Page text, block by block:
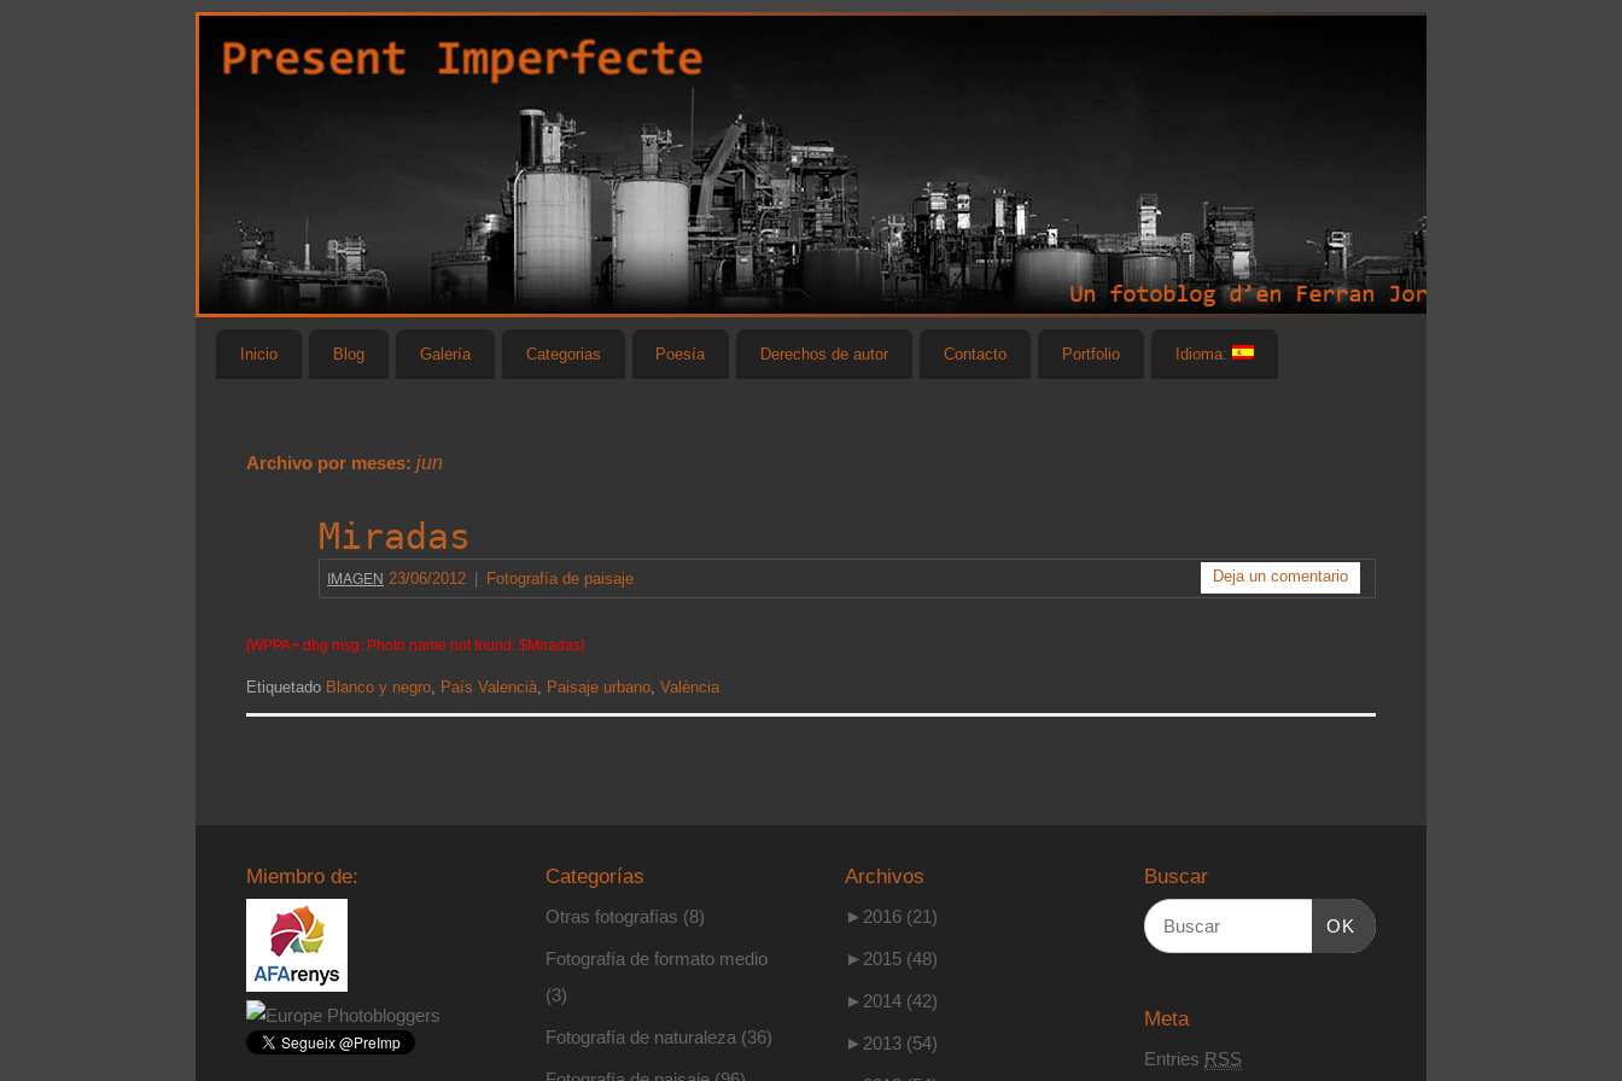
Inicio Blog Galería Categorias Poesía Derechos de autor Contacto Portfolio Idioma:
Archivo por meses: jun
Miradas
IMAGEN 23/06/2012 Fotografía de paisaje Deja un comentario
[WPPA+ dbg msg: Photo name not found: $Miradas]
Etiquetado Blanco y negro, País Valencià, Paisaje urbano, València
Miembro de: Categorías
Otras fotografías (8)
Fotografía de formato medio
(3)
Fotografía de naturaleza (36)
Archivos
► 2016 (21)
► 2015 (48)
► 2014 (42)
► 2013 (54)
Buscar
OK
Meta
Entries RSS